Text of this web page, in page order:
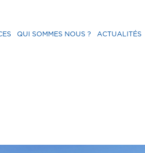
QUI SOMMES NOUS ? ACTUALITÉS